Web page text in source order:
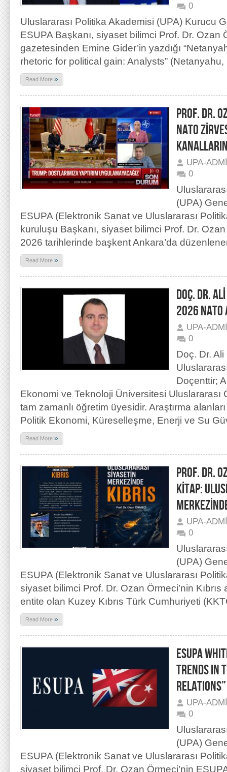
0
Uluslararası Politika Akademisi (UPA) Kurucu
ESUPA Başkanı, siyaset bilimci Prof. Dr. Ozan
gazetesinden Emine Gider’in yazdığı
rhetoric for political gain: Analysts” (Netanyahu,
Read More »
PROF. DR.
NATO
UPA-
0
(UPA)
ESUPA (Elektronik Sanat ve Uluslararası
kuruluşu Başkanı, siyaset bilimci Prof. Dr.
2026 tarihlerinde başkent Ankara’da
Read More »
DOÇ. DR.
2026 NATO
UPA-
0
Doç. Dr.
Doçenttir;
Ekonomi ve Teknoloji Üniversitesi Uluslararası
tam zamanlı öğretim üyesidir. Araştırma
Politik Ekonomi, Küreselleşme, Enerji ve Su
Read More »
PROF. DR.
KİTAP:
UPA-
0
(UPA)
ESUPA (Elektronik Sanat ve Uluslararası
siyaset bilimci Prof. Dr. Ozan Örmeci’nin Kıbrıs
entite olan Kuzey Kıbrıs Türk Cumhuriyeti
Read More »
ESUPA
TRENDS IN
RELATIONS”
UPA-
0
(UPA)
ESUPA (Elektronik Sanat ve Uluslararası
siyaset bilimci Prof. Dr. Ozan Örmeci’nin